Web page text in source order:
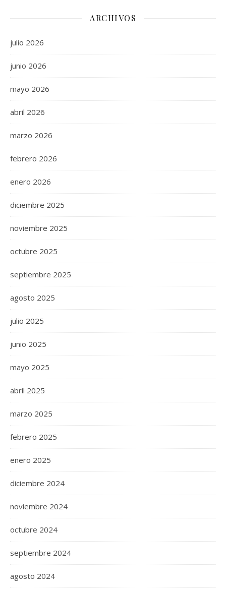
ARCHIVOS
julio 2026
junio 2026
mayo 2026
abril 2026
marzo 2026
febrero 2026
enero 2026
diciembre 2025
noviembre 2025
octubre 2025
septiembre 2025
agosto 2025
julio 2025
junio 2025
mayo 2025
abril 2025
marzo 2025
febrero 2025
enero 2025
diciembre 2024
noviembre 2024
octubre 2024
septiembre 2024
agosto 2024